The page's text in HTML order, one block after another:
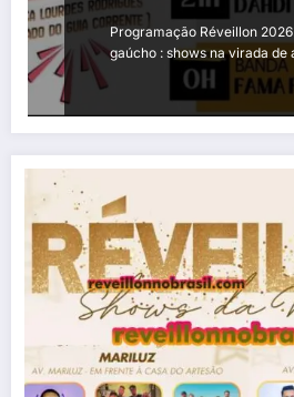
balneário de
Programação Réveillon
gaúcho : shows na virada de